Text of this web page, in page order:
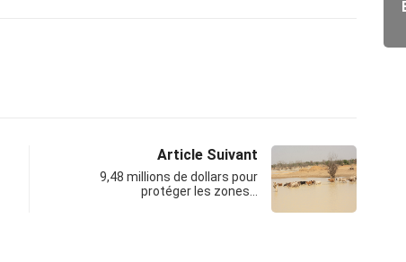
Article Suivant
9,48 millions de dollars pour
protéger les zones…